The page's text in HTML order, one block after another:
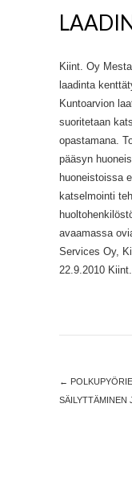
Kiint. Oy
laadinta
Kuntoarvion
suoritetaan
opastamana.
pääsyn
huoneistoissa
katselmointi
avaamassa
Services Oy,
22.9.2010
←
SÄILYTTÄMINEN